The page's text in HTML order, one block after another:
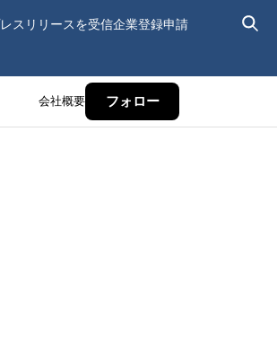
スリリースを受信企業登録申請
会社概要 フォロー